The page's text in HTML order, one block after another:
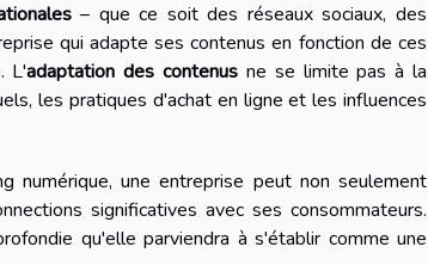
– que ce soit des réseaux sociaux, des
qui adapte ses contenus en fonction de ces
L'adaptation des contenus ne se limite pas à la
les pratiques d'achat en ligne et les influences
numérique, une entreprise peut non seulement
significatives avec ses consommateurs.
qu'elle parviendra à s'établir comme une